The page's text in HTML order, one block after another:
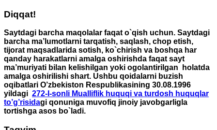
Diqqat!
Saytdagi barcha maqolalar faqat o`qish uchun. Saytdagi
barcha ma’lumotlarni tarqatish, saqlash, chop etish,
tijorat maqsadlarida sotish, ko`chirish va boshqa har
qanday harakatlarni amalga oshirishda faqat sayt
ma’muriyati bilan kelishilgan yoki ogolantirilgan holatda
amalga oshirilishi shart. Ushbu qoidalarni buzish
oqibatlari O’zbekiston Respublikasining 30.08.1996
yildagi 272-I-sonli Mualliflik huquqi va turdosh huquqlar
to’g’risidagi qonuniga muvofiq jinoiy javobgarligla
tortishga asos bo`ladi.